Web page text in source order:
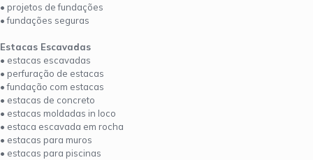
• projetos de fundações
• fundações seguras
Estacas Escavadas
• estacas escavadas
• perfuração de estacas
• fundação com estacas
• estacas de concreto
• estacas moldadas in loco
• estaca escavada em rocha
• estacas para muros
• estacas para piscinas